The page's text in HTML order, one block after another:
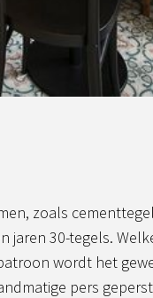
zoals
30-tegels.
wordt het
pers